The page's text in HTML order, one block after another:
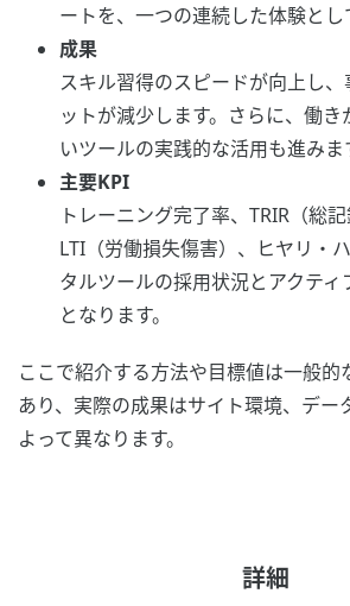
ートを、一つの連続した体験とし
成果
スキル習得のスピードが向上し
ットが減少します。さらに、働き
いツールの実践的な活用も進みま
主要KPI
トレーニング完了率、TRIR（総記
LTI（労働損失傷害）、ヒヤリ・
タルツールの採用状況とアクテ
となります。
ここで紹介する方法や目標値は一般的
あり、実際の成果はサイト環境、デー
よって異なります。
詳細